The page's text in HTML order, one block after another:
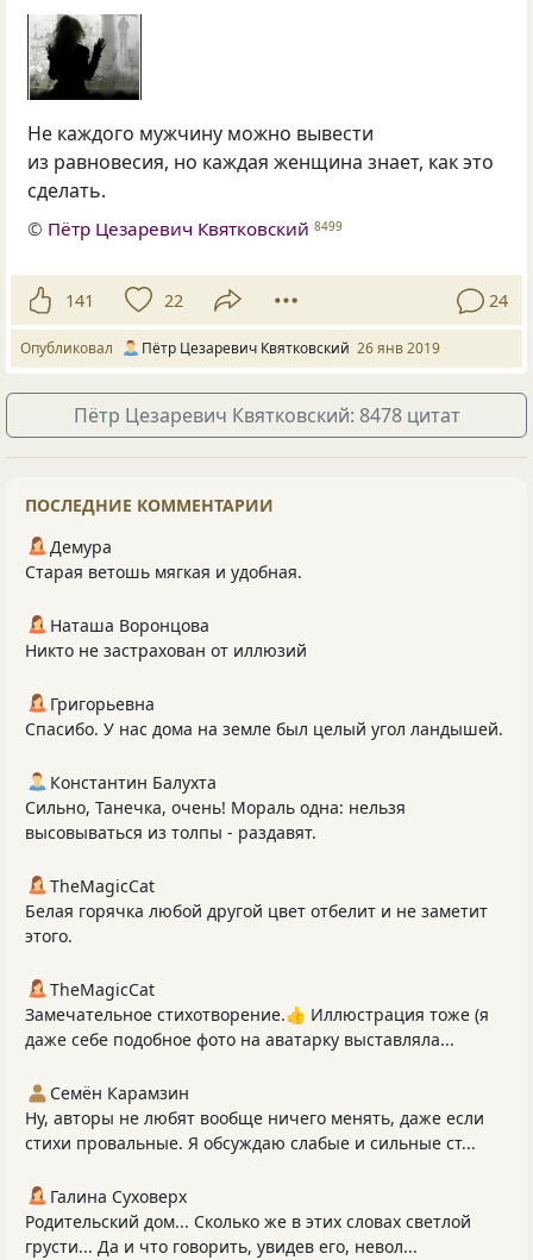
Не каждого мужчину можно вывести
из равновесия, но каждая женщина знает, как это
сделать.
© Пётр Цезаревич Квятковский 8499
141 22 24
Опубликовал Пётр Цезаревич Квятковский 26 янв 2019
Пётр Цезаревич Квятковский: 8478 цитат
ПОСЛЕДНИЕ КОММЕНТАРИИ
Демура
Старая ветошь мягкая и удобная.
Наташа Воронцова
Никто не застрахован от иллюзий
Григорьевна
Спасибо. У нас дома на земле был целый угол ландышей.
Константин Балухта
Сильно, Танечка, очень! Мораль одна: нельзя
высовываться из толпы - раздавят.
TheMagicCat
Белая горячка любой другой цвет отбелит и не заметит
этого.
TheMagicCat
Замечательное стихотворение.👍 Иллюстрация тоже (я
даже себе подобное фото на аватарку выставляла...
Семён Карамзин
Ну, авторы не любят вообще ничего менять, даже если
стихи провальные. Я обсуждаю слабые и сильные ст...
Галина Суховерх
Родительский дом... Сколько же в этих словах светлой
грусти... Да и что говорить, увидев его, невол...